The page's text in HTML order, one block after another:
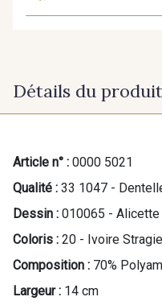
Détails du produit
Article n° : 0000 5021
Qualité : 33 1047 -
Dessin : 010065 - Alicette
Coloris : 20 - Ivoire
Composition : 70%
Largeur : 14 cm